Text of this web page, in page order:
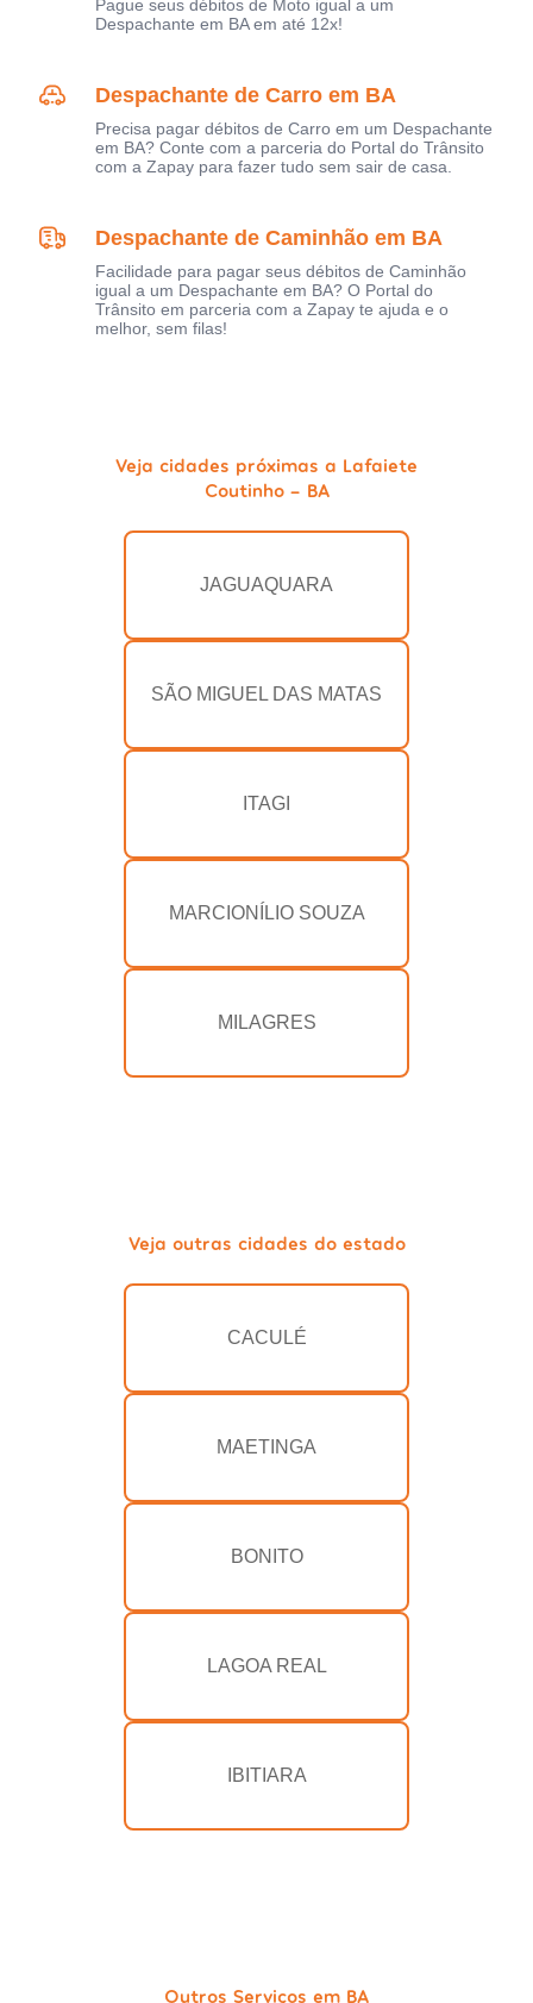
Pague seus débitos de Moto igual a um
Despachante em BA em até 12x!
Despachante de Carro em BA
Precisa pagar débitos de Carro em um Despachante
em BA? Conte com a parceria do Portal do Trânsito
com a Zapay para fazer tudo sem sair de casa.
Despachante de Caminhão em BA
Facilidade para pagar seus débitos de Caminhão
igual a um Despachante em BA? O Portal do
Trânsito em parceria com a Zapay te ajuda e o
melhor, sem filas!
Veja cidades próximas a Lafaiete
Coutinho - BA
JAGUAQUARA
SÃO MIGUEL DAS MATAS
ITAGI
MARCIONÍLIO SOUZA
MILAGRES
Veja outras cidades do estado
CACULÉ
MAETINGA
BONITO
LAGOA REAL
IBITIARA
Outros Serviços em BA